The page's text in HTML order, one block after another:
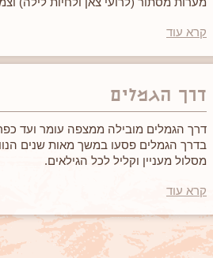
קרא עוד
דרך הגמלים
דרך הגמלים מובילה ממצפה עומר ועד
בדרך הגמלים פסעו במשך מאות שנים
מסלול מעניין וקליל לכל הגילאים.
קרא עוד